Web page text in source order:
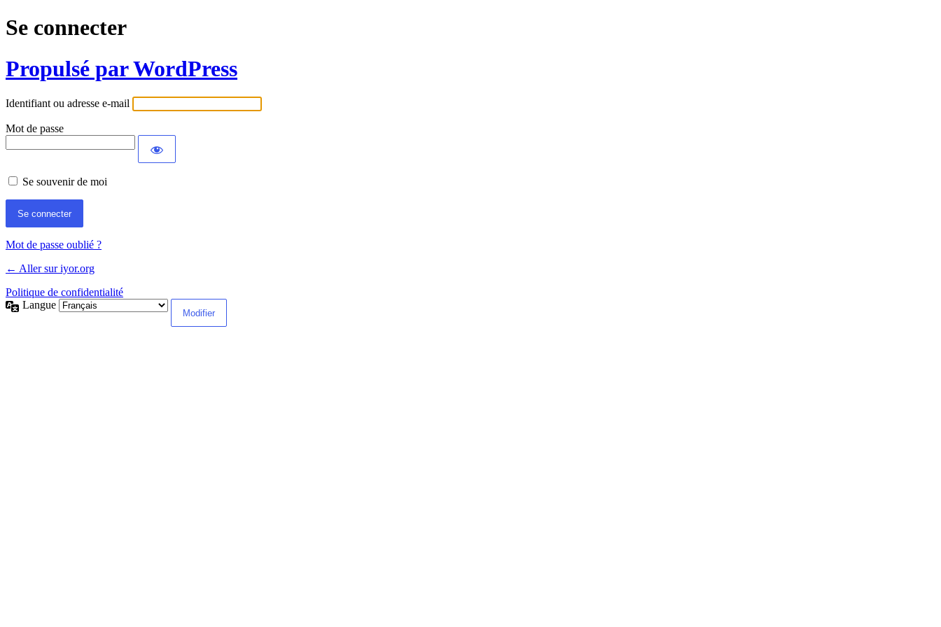
Se connecter
Propulsé par WordPress
Identifiant ou adresse e-mail
Mot de passe
Se souvenir de moi
Mot de passe oublié ?
← Aller sur iyor.org
Politique de confidentialité
Langue